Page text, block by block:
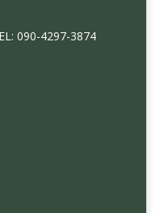
090-4297-3874